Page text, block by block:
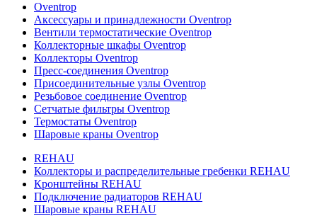
Oventrop
Аксессуары и принадлежности Oventrop
Вентили термостатические Oventrop
Коллекторные шкафы Oventrop
Коллекторы Oventrop
Пресс-соединения Oventrop
Присоединительные узлы Oventrop
Резьбовое соединение Oventrop
Сетчатые фильтры Oventrop
Термостаты Oventrop
Шаровые краны Oventrop
REHAU
Коллекторы и распределительные гребенки REHAU
Кронштейны REHAU
Подключение радиаторов REHAU
Шаровые краны REHAU